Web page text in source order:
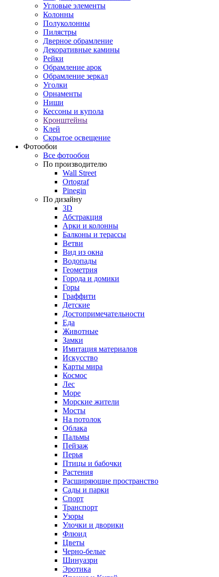
Угловые элементы
Колонны
Полуколонны
Пилястры
Дверное обрамление
Декоративные камины
Рейки
Обрамление арок
Обрамление зеркал
Уголки
Орнаменты
Ниши
Кессоны и купола
Кронштейны
Клей
Скрытое освещение
Фотообои
Все фотообои
По производителю
Wall Street
Ortograf
Pinegin
По дизайну
3D
Абстракция
Арки и колонны
Балконы и терассы
Ветви
Вид из окна
Водопады
Геометрия
Города и домики
Горы
Граффити
Детские
Достопримечательности
Еда
Животные
Замки
Имитация материалов
Искусство
Карты мира
Космос
Лес
Море
Морские жители
Мосты
На потолок
Облака
Пальмы
Пейзаж
Перья
Птицы и бабочки
Растения
Расширяющие пространство
Сады и парки
Спорт
Транспорт
Узоры
Улочки и дворики
Флюид
Цветы
Черно-белые
Шинуазри
Эротика